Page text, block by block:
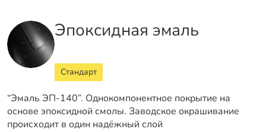
Эпоксидная эмаль
Стандарт
“Эмаль ЭП-140”. Однокомпонентное покрытие на
основе эпоксидной смолы. Заводское окрашивание
происходит в один надёжный слой